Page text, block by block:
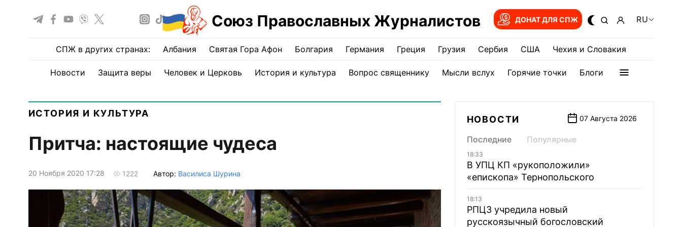
Союз Православных Журналистов ДОНАТ ДЛЯ СПЖ RU
СПЖ в других странах: Албания Святая Гора Афон Болгария Германия Греция Грузия Сербия США Чехия и Словакия
Новости Защита веры Человек и Церковь История и культура Вопрос священнику Мысли вслух Горячие точки Блоги
ИСТОРИЯ И КУЛЬТУРА
Притча: настоящие чудеса
20 Ноября 2020 17:28 1222 Автор: Василиса Шурина
НОВОСТИ 07 Августа 2026
Последние Популярные
18:33
В УПЦ КП «рукоположили»
«епископа» Тернопольского
18:13
РПЦЗ учредила новый
русскоязычный богословский